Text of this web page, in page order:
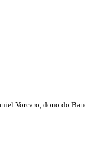
Vorcaro, dono do